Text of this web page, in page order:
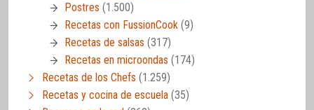
Postres (1.500)
Recetas con FussionCook (9)
Recetas de salsas (317)
Recetas en microondas (174)
Recetas de los Chefs (1.259)
Recetas y cocina de escuela (35)